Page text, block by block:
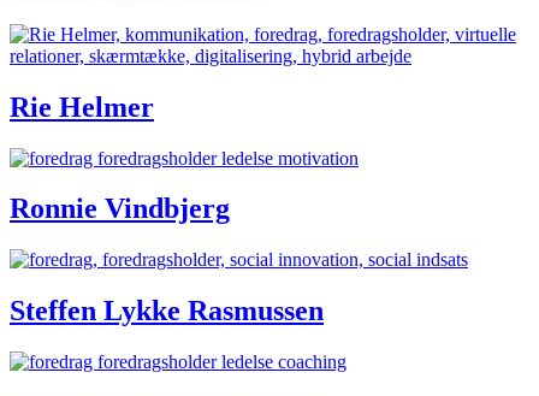
Rie Helmer
Ronnie Vindbjerg
Steffen Lykke Rasmussen